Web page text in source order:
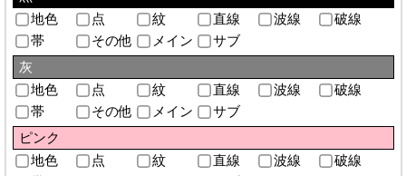
地色
点 紋 直線 波線
破線
帯
その他 メイン
サブ
灰
地色
点 紋 直線 波線
破線
帯
その他 メイン
サブ
ピンク
地色
点 紋 直線 波線
破線